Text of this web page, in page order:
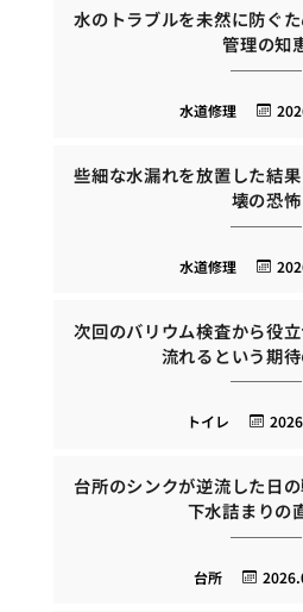
水のトラブルを未然に防ぐ
管理の知
水道修理
些細な水漏れを放置した結
壊の恐怖
水道修理
次回のバリウム検査から役
流れるという期
トイレ
台所のシンクが逆流した日
下水詰まりの
台所